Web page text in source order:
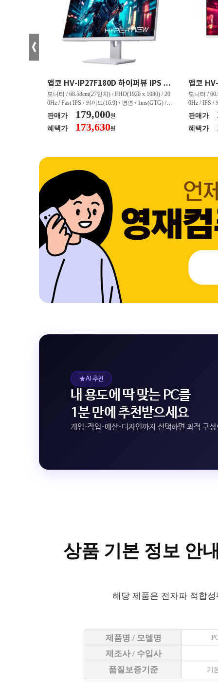
앱코 HV-IP27F180D 하이퍼뷰 IPS FHD 200 HDR 무결점
모니터 / 68.58cm(27인치) / FHD(1920 x 1080) / 20
0Hz / Fast IPS / 와이드(16:9) / 평면 / 1ms(GTG) / 3
50nit / 1,000:1 / 헤드폰 아웃 / LED 조명 / 틸트(상
하) / 6kg / [색상영역] / sRGB:128% / Adobe RGB:8
5% / DCI-P3:91% / NTSC:90% / [게임특화] / 조준
판매가 179,000원
혜택가 173,630원
모니터 /
0Hz / IPS /
50nit /
하) / 4.9kg
80% / DCI-
판매가
혜택가
AI 추천
내 용도에 딱 맞는 PC를
1분 만에 추천받으세요
게임·작업·예산·디자인까지 선택하면 최적 구
상품 기본 정보 안
해당 제품은 전자파 적합
제품명 / 모델명
제조사 / 수입사
품질보증기준
기